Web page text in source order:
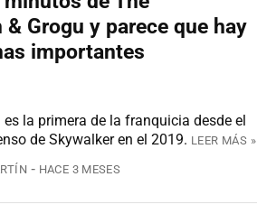
& Grogu y parece que hay
importantes
la primera de la franquicia desde el
de Skywalker en el 2019. LEER MÁS »
HACE 3 MESES